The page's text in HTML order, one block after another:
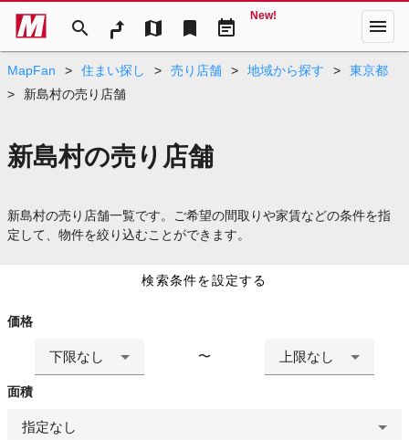
search map bookmark event_note
New! menu
MapFan > 住まい探し > 売り店舗 > 地域から探す >
東京都
>
新島村の売り店舗
新島村の売り店舗
新島村の売り店舗一覧です。ご希望の間取りや家賃などの条件を指
定して、物件を絞り込むことができます。
検索条件を設定する
価格
下限なし 〜 上限なし
面積
指定なし